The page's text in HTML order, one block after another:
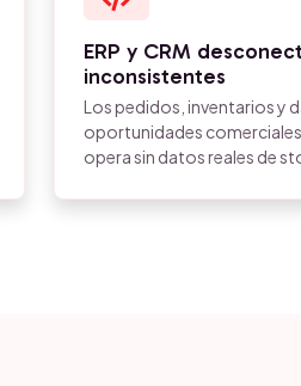
ERP y CRM
inconsistentes
Los pedidos, inventarios y
oportunidades
opera sin datos reales de